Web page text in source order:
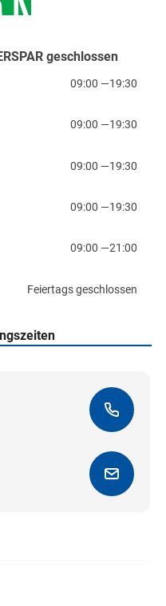
geschlossen
09:00 —19:30
09:00 —19:30
09:00 —19:30
09:00 —19:30
09:00 —21:00
Feiertags geschlossen
erhalten